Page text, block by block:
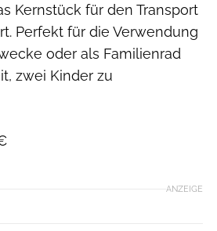
Kernstück für den Transport
Perfekt für die Verwendung
oder als Familienrad
zwei Kinder zu
ANZEIGE